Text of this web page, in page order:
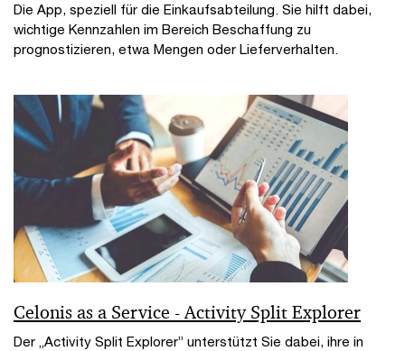
Die App, speziell für die Einkaufsabteilung. Sie hilft dabei,
wichtige Kennzahlen im Bereich Beschaffung zu
prognostizieren, etwa Mengen oder Lieferverhalten.
Celonis as a Service - Activity Split Explorer
Der „Activity Split Explorer” unterstützt Sie dabei, ihre in